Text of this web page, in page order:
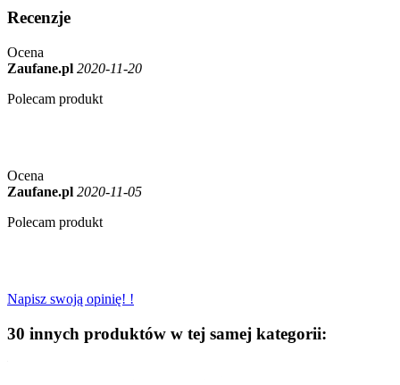
Recenzje
Ocena
Zaufane.pl 2020-11-20
Polecam produkt
Ocena
Zaufane.pl 2020-11-05
Polecam produkt
Napisz swoją opinię! !
30 innych produktów w tej samej kategorii: